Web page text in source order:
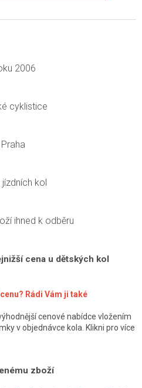
2006
cyklistice
Praha
jízdních kol
ihned k odběru
cena u dětských kol
Rádi Vám ji také
cenové nabídce vložením
v objednávce kola. Klikni pro více
zboží